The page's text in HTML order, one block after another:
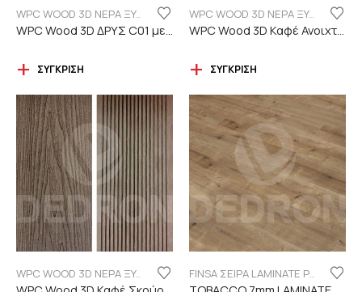
WPC WOOD 3D ΝΕΡΑ ΞΥΛΟΥ
WPC Wood 3D ΔΡΥΣ C01 με νερά ξύλου
ΣΎΓΚΡΙΣΗ
WPC WOOD 3D ΝΕΡΑ ΞΥΛΟΥ
WPC Wood 3D Καφέ Ανοιχτό C110 με νερά ξύλου
ΣΎΓΚΡΙΣΗ
WPC WOOD 3D ΝΕΡΑ ΞΥΛΟΥ FINSA ΣΕΙΡΑ LAMINATE PUREFLOOR 7MM